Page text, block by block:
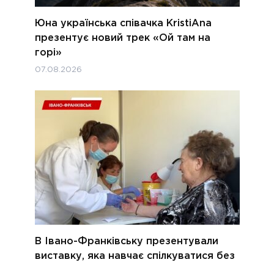
Юна українська співачка KristiAna
презентує новий трек «Ой там на
горі»
07.08.2026
В Івано-Франківську презентували
виставку, яка навчає спілкуватися без